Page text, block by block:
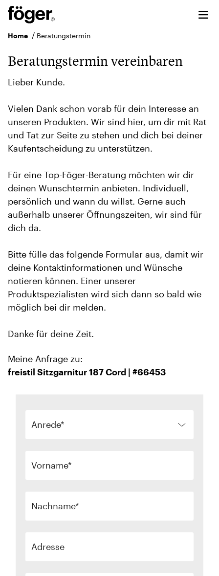
Home / Beratungstermin
Beratungstermin vereinbaren
Lieber Kunde.
Vielen Dank schon vorab für dein Interesse an
unseren Produkten. Wir sind hier, um dir mit Rat
und Tat zur Seite zu stehen und dich bei deiner
Kaufentscheidung zu unterstützen.
Für eine Top-Föger-Beratung möchten wir dir
deinen Wunschtermin anbieten. Individuell,
persönlich und wann du willst. Gerne auch
außerhalb unserer Öffnungszeiten, wir sind für
dich da.
Bitte fülle das folgende Formular aus, damit wir
deine Kontaktinformationen und Wünsche
notieren können. Einer unserer
Produktspezialisten wird sich dann so bald wie
möglich bei dir melden.
Danke für deine Zeit.
Meine Anfrage zu:
freistil Sitzgarnitur 187 Cord | #66453
Anrede
Vorname
Nachname
Adresse